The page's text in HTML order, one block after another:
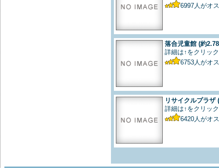
6997 人がオ
落合児童館 (約
詳細は↑をクリック
6753 人がオ
リサイクルプラザ
詳細は↑をクリック
6420 人がオ